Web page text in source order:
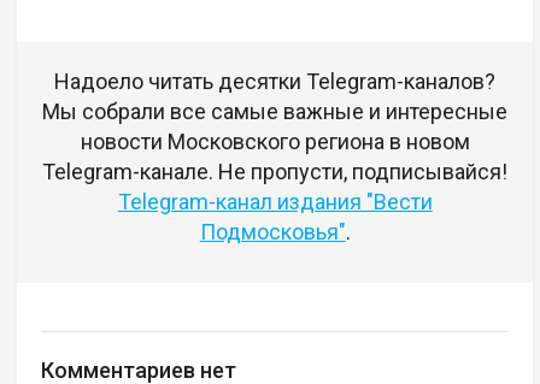
Надоело читать десятки Telegram-каналов?
Мы собрали все самые важные и интересные
новости Московского региона в новом
Telegram-канале. Не пропусти, подписывайся!
Telegram-канал издания "Вести
Подмосковья".
Комментариев нет